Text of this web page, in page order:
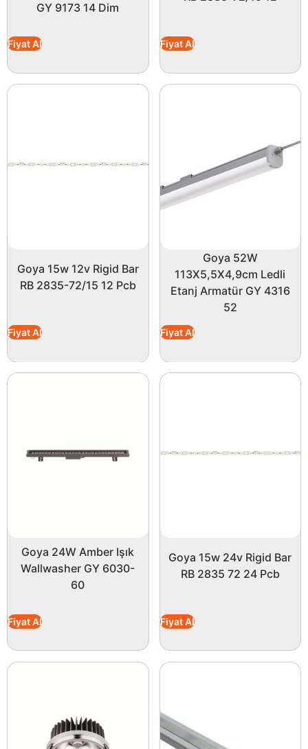
GY 9173 14 Dim
Fiyat Al Fiyat Al
Goya 15w 12v Rigid Bar
RB 2835-72/15 12 Pcb
Fiyat Al
Goya 52W
113X5,5X4,9cm Ledli
Etanj Armatür GY 4316
52
Fiyat Al
Goya 24W Amber Işık
Wallwasher GY 6030-
60
Fiyat Al
Goya 15w 24v Rigid Bar
RB 2835 72 24 Pcb
Fiyat Al